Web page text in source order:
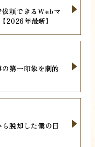
頼できるWebマ
2026年最新】
第一印象を劇的
脱却した僕の日